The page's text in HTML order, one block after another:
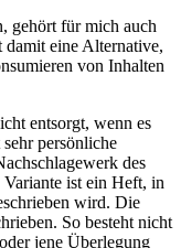
gehört für mich auch
damit eine Alternative,
von Inhalten
entsorgt, wenn es
persönliche
des
Variante ist ein Heft, in
wird. Die
So besteht nicht
jene Überlegung